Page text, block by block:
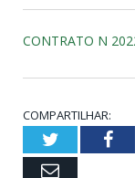
CONTRATO N
COMPARTILHAR:
Twitter
Email